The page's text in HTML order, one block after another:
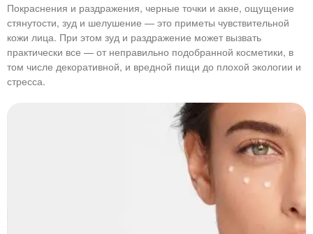
Покраснения и раздражения, черные точки и акне, ощущение
стянутости, зуд и шелушение — это приметы чувствительной
кожи лица. При этом зуд и раздражение может вызвать
практически все — от неправильно подобранной косметики, в
том числе декоративной, и вредной пищи до плохой экологии и
стресса.